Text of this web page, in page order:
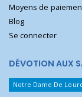
Moyens de
Blog
Se connecter
DÉVOTION AUX
Notre Dame De